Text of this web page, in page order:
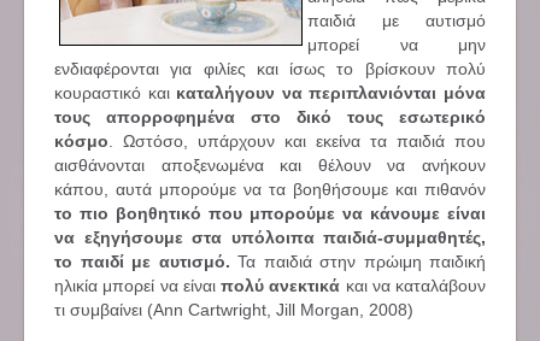
παιδιά με αυτισμό
μπορεί να μην
ενδιαφέρονται για φιλίες και ίσως το βρίσκουν πολύ
κουραστικό και καταλήγουν να περιπλανιόνται μόνα
τους απορροφημένα στο δικό τους εσωτερικό
κόσμο. Ωστόσο, υπάρχουν και εκείνα τα παιδιά που
αισθάνονται αποξενωμένα και θέλουν να ανήκουν
κάπου, αυτά μπορούμε να τα βοηθήσουμε και πιθανόν
το πιο βοηθητικό που μπορούμε να κάνουμε είναι
να εξηγήσουμε στα υπόλοιπα παιδιά-συμμαθητές,
το παιδί με αυτισμό. Τα παιδιά στην πρώιμη παιδική
ηλικία μπορεί να είναι πολύ ανεκτικά και να καταλάβουν
τι συμβαίνει (Ann Cartwright, Jill Morgan, 2008)